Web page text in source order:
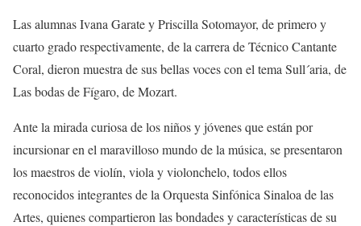
Las alumnas Ivana Garate y Priscilla Sotomayor, de primero y
cuarto grado respectivamente, de la carrera de Técnico Cantante
Coral, dieron muestra de sus bellas voces con el tema Sull´aria, de
Las bodas de Fígaro, de Mozart.
Ante la mirada curiosa de los niños y jóvenes que están por
incursionar en el maravilloso mundo de la música, se presentaron
los maestros de violín, viola y violonchelo, todos ellos
reconocidos integrantes de la Orquesta Sinfónica Sinaloa de las
Artes, quienes compartieron las bondades y características de su